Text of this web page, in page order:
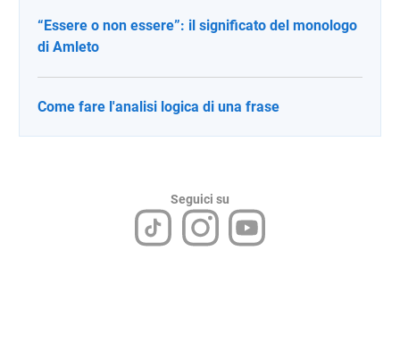
“Essere o non essere”: il significato del monologo
di Amleto
Come fare l'analisi logica di una frase
Seguici su